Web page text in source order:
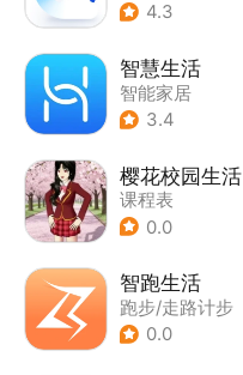
4.3
智慧生活
智能家居
3.4
樱花校园生活
课程表
0.0
智跑生活
跑步/走路计步
0.0